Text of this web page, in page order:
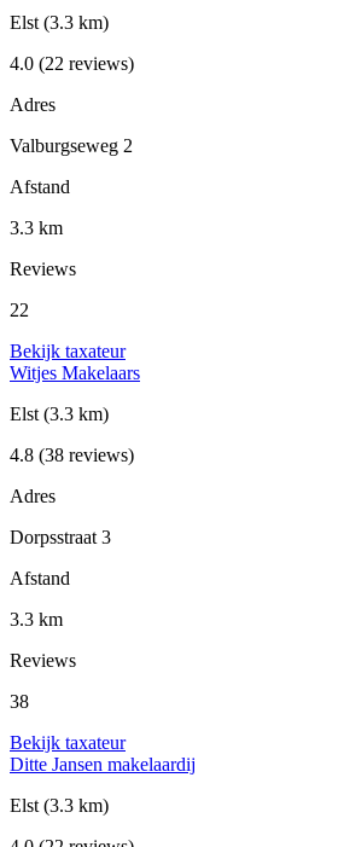
Elst (3.3 km)
4.0 (22 reviews)
Adres
Valburgseweg 2
Afstand
3.3 km
Reviews
22
Bekijk taxateur
Witjes Makelaars
Elst (3.3 km)
4.8 (38 reviews)
Adres
Dorpsstraat 3
Afstand
3.3 km
Reviews
38
Bekijk taxateur
Ditte Jansen makelaardij
Elst (3.3 km)